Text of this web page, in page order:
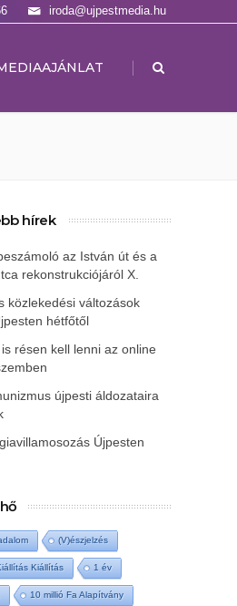
iroda@ujpestmedia.hu
|
hírek
az István út és a
rekonstrukciójáról X.
közlekedési változások
hétfőtől
résen kell lenni az online
újpesti áldozataira
Újpesten
(V)észjelzés
Kiállítás 1 év
10 millió Fa Alapítvány